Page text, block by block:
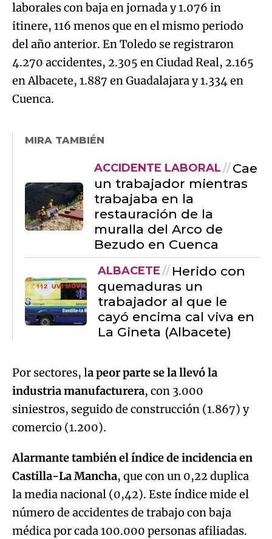
laborales con baja en jornada y 1.076 in
itinere, 116 menos que en el mismo periodo
del año anterior. En Toledo se registraron
4.270 accidentes, 2.305 en Ciudad Real, 2.165
en Albacete, 1.887 en Guadalajara y 1.334 en
Cuenca.
MIRA TAMBIÉN
ACCIDENTE LABORAL
Cae
un trabajador mientras
trabajaba en la
restauración de la
muralla del Arco de
Bezudo en Cuenca
ALBACETE
Herido con
quemaduras un
trabajador al que le
cayó encima cal viva en
La Gineta (Albacete)
Por sectores, la peor parte se la llevó la
industria manufacturera, con 3.000
siniestros, seguido de construcción (1.867) y
comercio (1.200).
Alarmante también el índice de incidencia en
Castilla-La Mancha, que con un 0,22 duplica
la media nacional (0,42). Este índice mide el
número de accidentes de trabajo con baja
médica por cada 100.000 personas afiliadas.